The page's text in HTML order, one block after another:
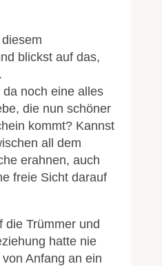
blickst auf das,
noch eine alles
die nun schöner
kommt? Kannst
all dem
erahnen, auch
freie Sicht darauf
die Trümmer und
hatte nie
Anfang an ein